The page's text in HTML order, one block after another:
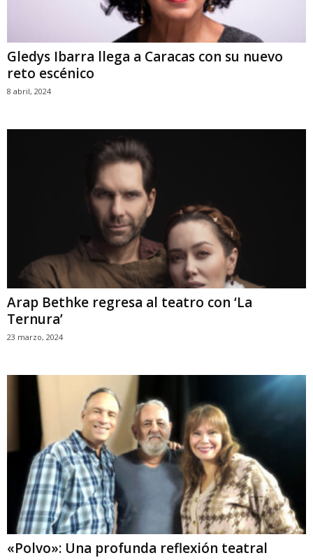
Gledys Ibarra llega a Caracas con su nuevo
reto escénico
8 abril, 2024
Arap Bethke regresa al teatro con ‘La
Ternura’
23 marzo, 2024
«Polvo»: Una profunda reflexión teatral